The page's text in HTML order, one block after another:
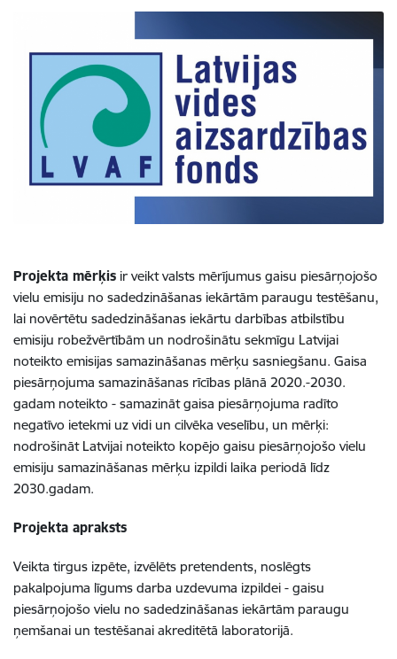
Projekta mērķis ir veikt valsts mērījumus gaisu piesārņojošo
vielu emisiju no sadedzināšanas iekārtām paraugu testēšanu,
lai novērtētu sadedzināšanas iekārtu darbības atbilstību
emisiju robežvērtībām un nodrošinātu sekmīgu Latvijai
noteikto emisijas samazināšanas mērķu sasniegšanu. Gaisa
piesārņojuma samazināšanas rīcības plānā 2020.-2030.
gadam noteikto - samazināt gaisa piesārņojuma radīto
negatīvo ietekmi uz vidi un cilvēka veselību, un mērķi:
nodrošināt Latvijai noteikto kopējo gaisu piesārņojošo vielu
emisiju samazināšanas mērķu izpildi laika periodā līdz
2030.gadam.
Projekta apraksts
Veikta tirgus izpēte, izvēlēts pretendents, noslēgts
pakalpojuma līgums darba uzdevuma izpildei - gaisu
piesārņojošo vielu no sadedzināšanas iekārtām paraugu
ņemšanai un testēšanai akreditētā laboratorijā.